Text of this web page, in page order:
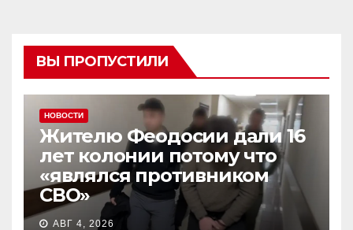
ВЫ ПРОПУСТИЛИ
НОВОСТИ
Жителю Феодосии дали 16
лет колонии потому что
«являлся противником
СВО»
АВГ 4, 2026